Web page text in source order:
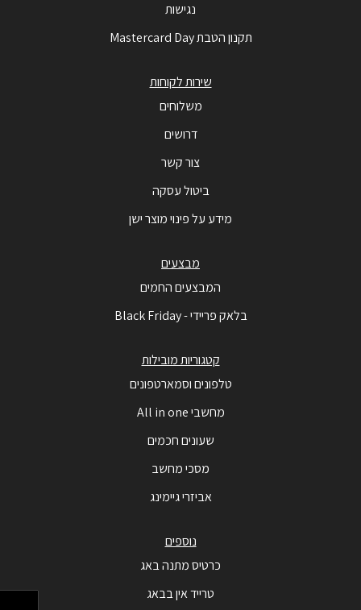
נגישות
תקנון הטבת Mastercard Day
שירות לקוחות
משלוחים
דרושים
צור קשר
ביטול עסקה
מידע על פינוי מוצר ישן
מבצעים
המבצעים החמים
בלאק פריידי - Black Friday
קטגוריות מובילות
טלפונים וסמארטפונים
מחשבי All in one
שעונים חכמים
מסכי מחשב
אביזרי גיימינג
נוספים
כרטיס מתנה באג
טרייד אין בבאג